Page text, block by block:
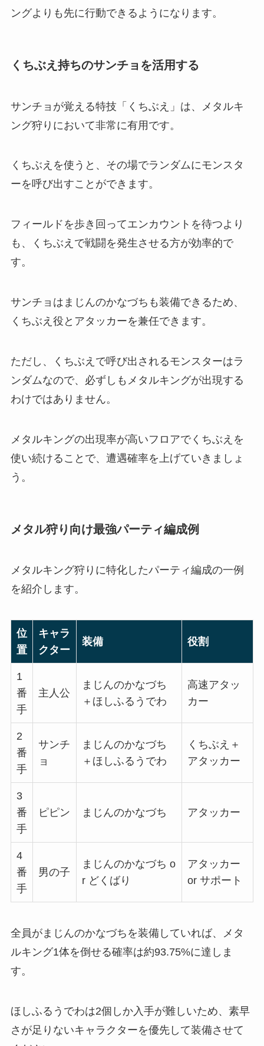
ングよりも先に行動できるようになります。
くちぶえ持ちのサンチョを活用する
サンチョが覚える特技「くちぶえ」は、メタルキ
ング狩りにおいて非常に有用です。
くちぶえを使うと、その場でランダムにモンスタ
ーを呼び出すことができます。
フィールドを歩き回ってエンカウントを待つより
も、くちぶえで戦闘を発生させる方が効率的で
す。
サンチョはまじんのかなづちも装備できるため、
くちぶえ役とアタッカーを兼任できます。
ただし、くちぶえで呼び出されるモンスターはラ
ンダムなので、必ずしもメタルキングが出現する
わけではありません。
メタルキングの出現率が高いフロアでくちぶえを
使い続けることで、遭遇確率を上げていきましょ
う。
メタル狩り向け最強パーティ編成例
メタルキング狩りに特化したパーティ編成の一例
を紹介します。
位
置
キャラ
クター
装備 役割
1
番
手
主人公
まじんのかなづち
＋ほしふるうでわ
高速アタッ
カー
2
番
手
サンチ
ョ
まじんのかなづち
＋ほしふるうでわ
くちぶえ＋
アタッカー
3
番
手
ピピン まじんのかなづち アタッカー
4
番
手
男の子
まじんのかなづち o
r どくばり
アタッカー
or サポート
全員がまじんのかなづちを装備していれば、メタ
ルキング1体を倒せる確率は約93.75%に達しま
す。
ほしふるうでわは2個しか入手が難しいため、素早
さが足りないキャラクターを優先して装備させて